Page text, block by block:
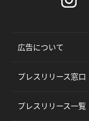
広告について
プレスリリース窓口
プレスリリース一覧